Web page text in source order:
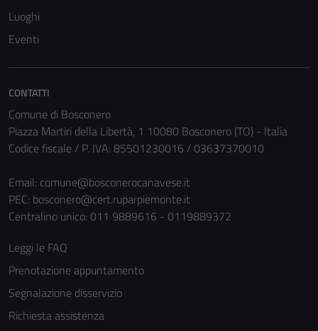
Luoghi
Eventi
CONTATTI
Comune di Bosconero
Piazza Martiri della Libertà, 1 10080 Bosconero (TO) - Italia
Codice fiscale / P. IVA: 85501230016 / 03637370010
Email: comune@bosconerocanavese.it
PEC: bosconero@cert.ruparpiemonte.it
Centralino unico: 011 9889616 - 0119889372
Leggi le FAQ
Prenotazione appuntamento
Segnalazione disservizio
Richiesta assistenza
Questi cookie
sono necessari
per il